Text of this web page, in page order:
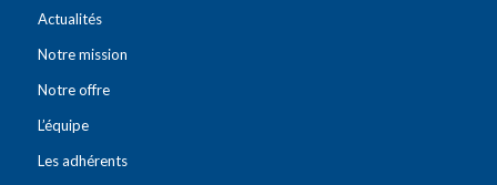
Actualités
Notre mission
Notre offre
L’équipe
Les adhérents